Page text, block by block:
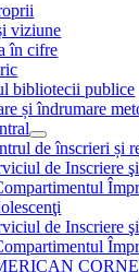
viziune
în cifre
bibliotecii publice
și îndrumare
de înscrieri și
de Inscriere
de Inscriere